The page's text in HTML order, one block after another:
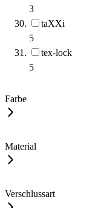
3
taXXi
5
tex-lock
5
Farbe
Material
Verschlussart